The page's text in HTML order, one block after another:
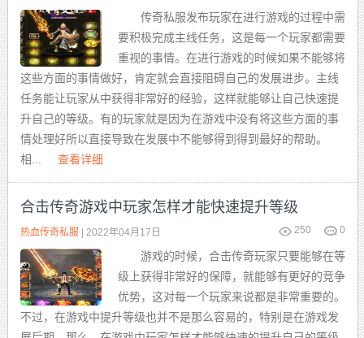
传奇私服发布玩家在进行游戏的过程中需
要积极完成主线任务，这是每一个玩家都需要
重视的事情。在进行游戏的时候如果不能够将
这些方面的事情做好，肯定就会直接阻碍自己的发展进步。主线
任务能让玩家从中获得非常好的经验，这样就能够让自己快速提
升自己的等级。有的玩家就是因为在游戏中没有将这些方面的事
情处理好所以直接导致在发展中不能够得到得到最好的帮助。
相...
查看详细
合击传奇游戏中玩家怎样才能快速提升等级
250 0
热血传奇私服 | 2022年04月17日
游戏的时候，合击传奇玩家只要能够在等
级上获得非常好的保障，就能够有更好的竞争
优势，这对每一个玩家来说都是非常重要的。
不过，在游戏中提升等级也并不是那么容易的，特别是在游戏发